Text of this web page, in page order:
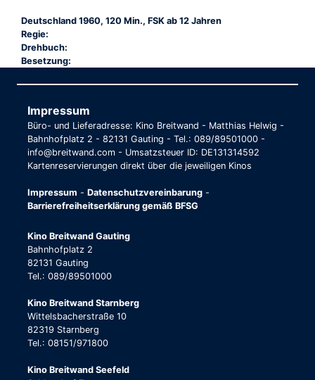
Deutschland 1960, 120 Min., FSK ab 12 Jahren
Regie:
Drehbuch:
Besetzung:
Impressum
Büro- und Lieferadresse: Kino Breitwand - Matthias Helwig -
Bahnhofplatz 2 - 82131 Gauting - Tel.: 089/89501000 -
info@breitwand.com - Umsatzsteuer ID: DE131314592
Kartenreservierungen direkt über die jeweiligen Kinos
Impressum - Datenschutzvereinbarung -
Barrierefreiheitserklärung gemäß BFSG
Kino Breitwand Gauting
Bahnhofplatz 2
82131 Gauting
Tel.: 089/89501000
Kino Breitwand Starnberg
Wittelsbacherstraße 10
82319 Starnberg
Tel.: 08151/971800
Kino Breitwand Seefeld